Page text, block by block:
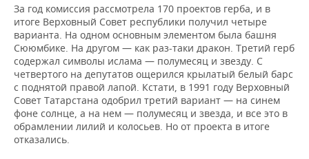
За год комиссия рассмотрела 170 проектов герба, и в
итоге Верховный Совет республики получил четыре
варианта. На одном основным элементом была башня
Сююмбике. На другом — как раз-таки дракон. Третий герб
содержал символы ислама — полумесяц и звезду. С
четвертого на депутатов ощерился крылатый белый барс
с поднятой правой лапой. Кстати, в 1991 году Верховный
Совет Татарстана одобрил третий вариант — на синем
фоне солнце, а на нем — полумесяц и звезда, и все это в
обрамлении лилий и колосьев. Но от проекта в итоге
отказались.